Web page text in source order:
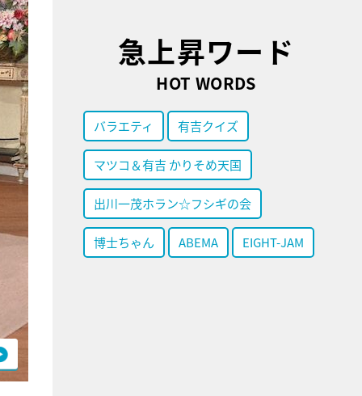
急上昇ワード
HOT WORDS
バラエティ 有吉クイズ
マツコ＆有吉 かりそめ天国
出川一茂ホラン☆フシギの会
博士ちゃん ABEMA EIGHT-JAM